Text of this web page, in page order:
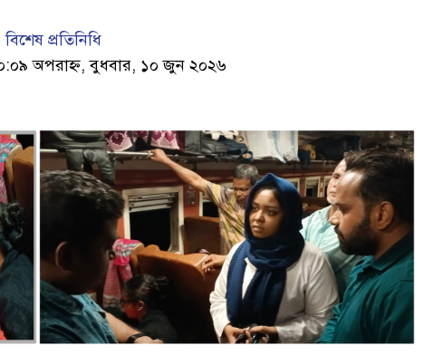
প্রতিনিধি
অপরাহ্ন, বুধবার, ১০ জুন ২০২৬